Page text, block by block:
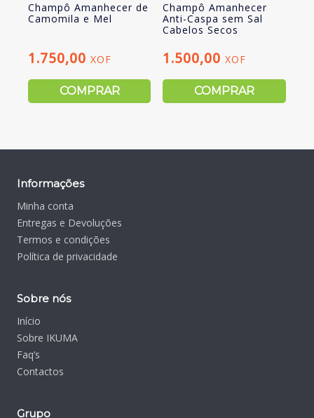
Champô Amanhecer de
Camomila e Mel
1.750,00 XOF
COMPRAR
Champô Amanhecer
Anti-Caspa sem Sal
Cabelos Secos
1.500,00XOF
COMPRAR
Informações
Minha conta
Entregas e Devoluções
Termos e condições
Política de privacidade
Sobre nós
Início
Sobre IKUMA
Faq’s
Contactos
Grupo